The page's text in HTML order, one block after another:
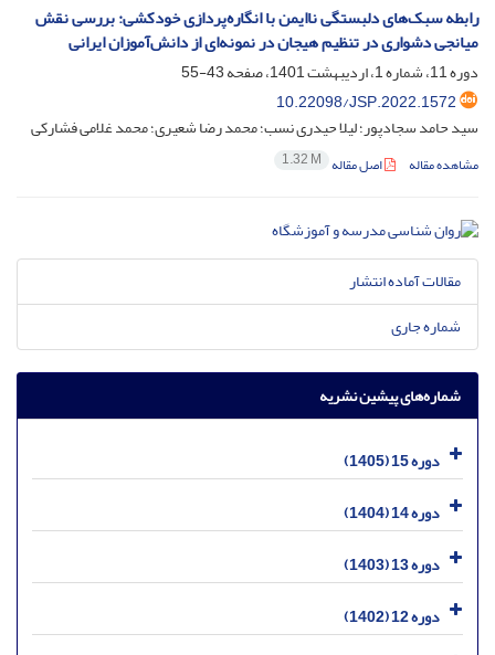
رابطه سبک‌های دلبستگی ناایمن با انگاره‌پردازی خودکشی: بررسی نقش
میانجی دشواری در تنظیم هیجان در نمونه‌ای از دانش‌آموزان ایرانی
دوره 11، شماره 1، اردیبهشت 1401، صفحه
43-55
10.22098/JSP.2022.1572
سید حامد سجادپور؛ لیلا حیدری نسب؛ محمد رضا شعیری؛ محمد غلامی فشارکی
مشاهده مقاله اصل مقاله 1.32 M
مقالات آماده انتشار
شماره جاری
شماره‌های پیشین نشریه
دوره 15 (1405)
دوره 14 (1404)
دوره 13 (1403)
دوره 12 (1402)